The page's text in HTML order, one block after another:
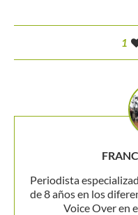
1
Periodista
de 8 años en los
Voice Over en